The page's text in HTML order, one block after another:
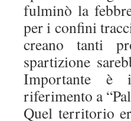
fulminò la
per i confini
creano tanti
spartizione
Importante è
riferimento a
Quel territorio